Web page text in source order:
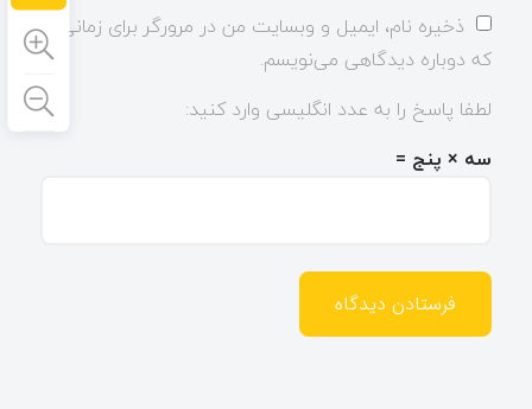
ذخیره نام، ایمیل و وبسایت من در مرورگر برای زمانی
که دوباره دیدگاهی می‌نویسم.
لطفا پاسخ را به عدد انگلیسی وارد کنید:
سه × پنج =